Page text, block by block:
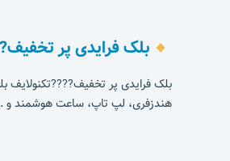
بلک فرایدی پر
بلک فرایدی پر تخفیف????تکنولایف
هندزفری، لپ تاپ، ساعت هوشمند و ..